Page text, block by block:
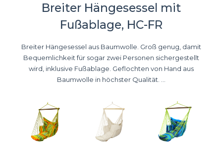
Breiter Hängesessel mit
Fußablage, HC-FR
Breiter Hängesessel aus Baumwolle. Groß genug, damit
Bequemlichkeit für sogar zwei Personen sichergestellt
wird, inklusive Fußablage. Geflochten von Hand aus
Baumwolle in höchster Qualität. ...